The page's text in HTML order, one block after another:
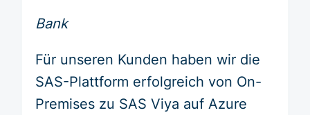
Bank
Für unseren Kunden haben wir die
SAS-Plattform erfolgreich von On-
Premises zu SAS Viya auf Azure